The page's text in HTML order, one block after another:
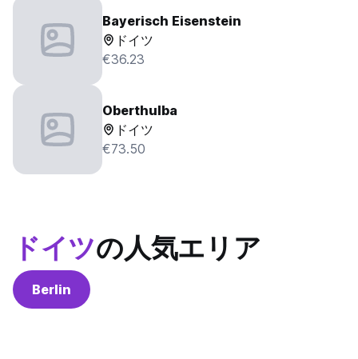
Bayerisch Eisenstein
ドイツ
€36.23
Oberthulba
ドイツ
€73.50
ドイツの人気エリア
Berlin